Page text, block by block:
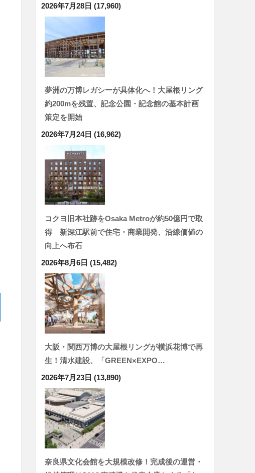
2026年7月28日 (17,960)
夢洲の万博レガシーが具体化へ！大屋根リング
約200mを残置、記念公園・記念館の基本計画
策定を開始
2026年7月24日 (16,962)
コクヨ旧本社跡をOsaka Metroが約50億円で取
得 新深江駅前で住宅・商業開発、沿線価値の
向上へ布石
2026年8月6日 (15,482)
大阪・関西万博の大屋根リングが横浜花博で再
生！清水建設、「GREEN×EXPO…
2026年7月23日 (13,890)
奈良県文化会館を大規模改修！完成後の運営・